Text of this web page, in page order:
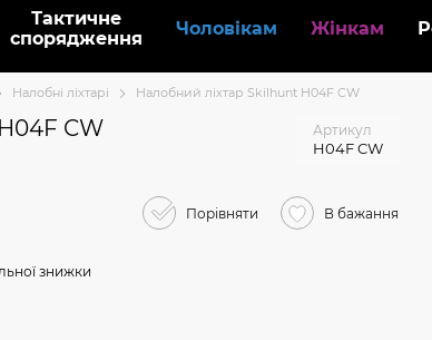
Тактичне
спорядження
Чоловікам Жінкам
Налобні ліхтарі Налобний ліхтар Skilhunt H04F CW
CW Артикул
H04F CW
Порівняти В бажання
знижки